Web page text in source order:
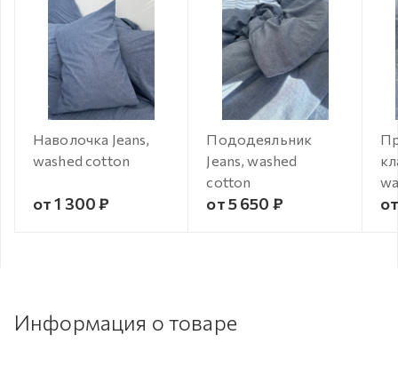
Наволочка Jeans,
washed cotton
от 1 300 ₽
Пододеяльник
Jeans, washed
cotton
от 5 650 ₽
Информация о товаре